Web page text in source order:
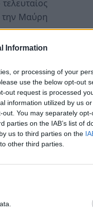
Information
or processing of your
use the below opt-out
out request is processed
information utilized by us
You may separately
parties on the IAB’s list of
us to third parties on the
other third parties.
την Μαύρη
ανέλαβε ο
Κουϊροκίδη.
στο δοκάρι
Εράνη
ο
από